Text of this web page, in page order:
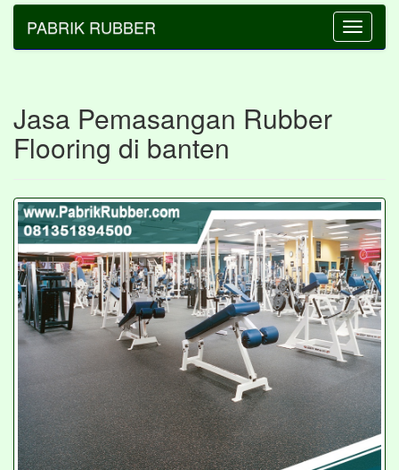
Toggle
PABRIK RUBBER
Jasa Pemasangan Rubber
Flooring di banten